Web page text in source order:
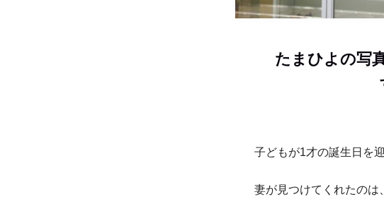
たまひよの写
子どもが1才の誕生日を
妻が見つけてくれたのは